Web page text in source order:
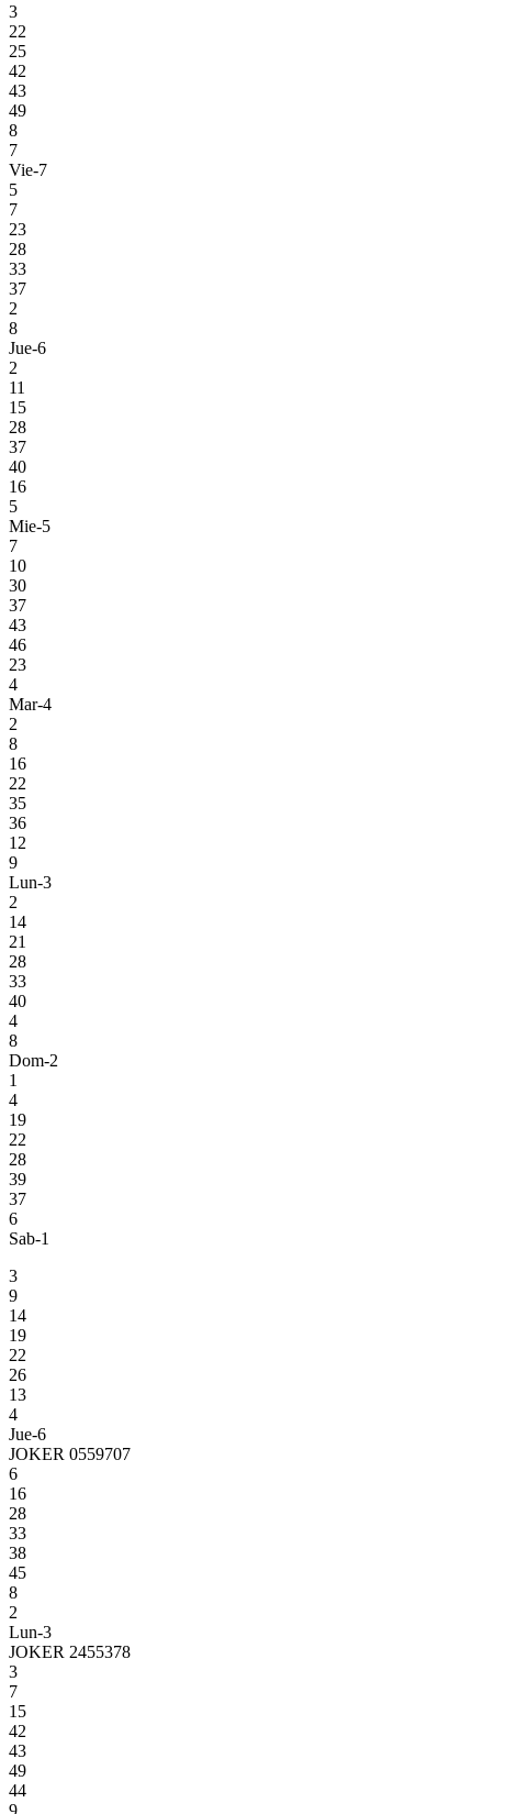
3
22
25
42
43
49
8
7
Vie-7
5
7
23
28
33
37
2
8
Jue-6
2
11
15
28
37
40
16
5
Mie-5
7
10
30
37
43
46
23
4
Mar-4
2
8
16
22
35
36
12
9
Lun-3
2
14
21
28
33
40
4
8
Dom-2
1
4
19
22
28
39
37
6
Sab-1
3
9
14
19
22
26
13
4
Jue-6
JOKER 0559707
6
16
28
33
38
45
8
2
Lun-3
JOKER 2455378
3
7
15
42
43
49
44
9